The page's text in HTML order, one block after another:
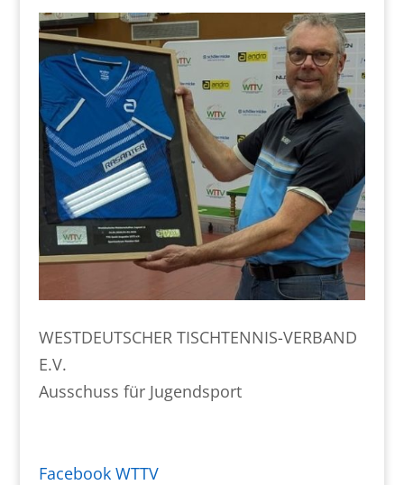
WESTDEUTSCHER TISCHTENNIS-VERBAND
E.V.
Ausschuss für Jugendsport
Facebook WTTV